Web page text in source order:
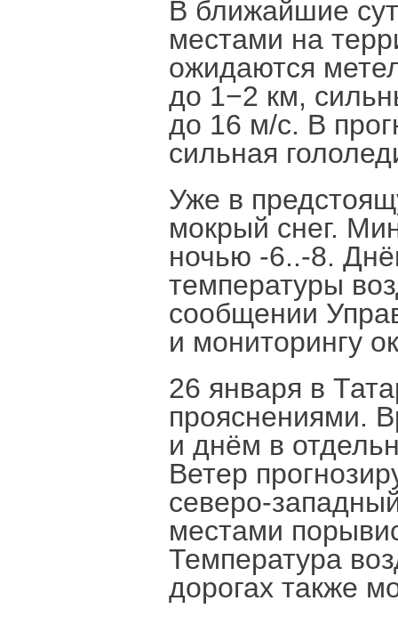
В ближайшие
местами на
ожидаются
до 1−2 км,
до 16 м/с. В
сильная
Уже в
мокрый снег.
ночью -6..-8.
температуры
сообщении
и мониторингу
26 января в
прояснениями.
и днём в
Ветер
северо-
местами
Температура
дорогах также